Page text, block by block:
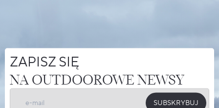
ZAPISZ SIĘ
NA OUTDOOROWE NEWSY
SUBSKRYBUJ